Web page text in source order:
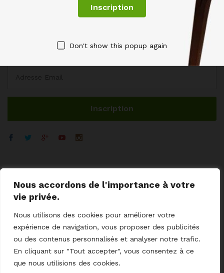
Nous accordons de l'importance à votre
vie privée.
Nous utilisons des cookies pour améliorer votre
expérience de navigation, vous proposer des publicités
ou des contenus personnalisés et analyser notre trafic.
En cliquant sur "Tout accepter", vous consentez à ce
que nous utilisions des cookies.
Inscrivez-vous maintenant pour obtenir des mises à jour sur
nos promotions & nos coupons
© 2023 GoodCoProximity. mentions légales
Livraisons - retour
IAides / SAVI Contact
Don't show this popup again